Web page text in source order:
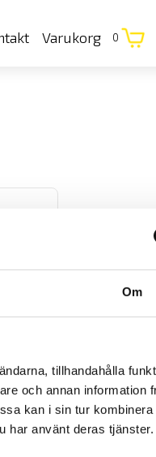
Om
tillhandahålla
och annan information
kan i sin tur kombinera
har använt deras tjänster.
Varukorg 0
IR-
i